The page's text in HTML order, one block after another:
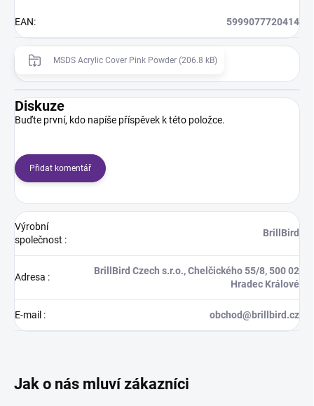
EAN: 5999077720414
MSDS Acrylic Cover Pink Powder (206.8 kB)
Diskuze
Buďte první, kdo napíše příspěvek k této položce.
Přidat komentář
Výrobní
společnost :
BrillBird
Adresa :
BrillBird Czech s.r.o., Chelčického 55/8, 500 02
Hradec Králové
E-mail : obchod@brillbird.cz